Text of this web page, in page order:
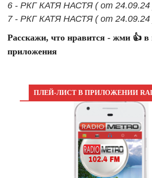
6 - РКГ КАТЯ НАСТЯ ( от 24.09.24
7 - РКГ КАТЯ НАСТЯ ( от 24.09.24
Расскажи, что нравится - жми 👍 в
приложения
ПЛЕЙ-ЛИСТ В ПРИЛОЖЕНИИ